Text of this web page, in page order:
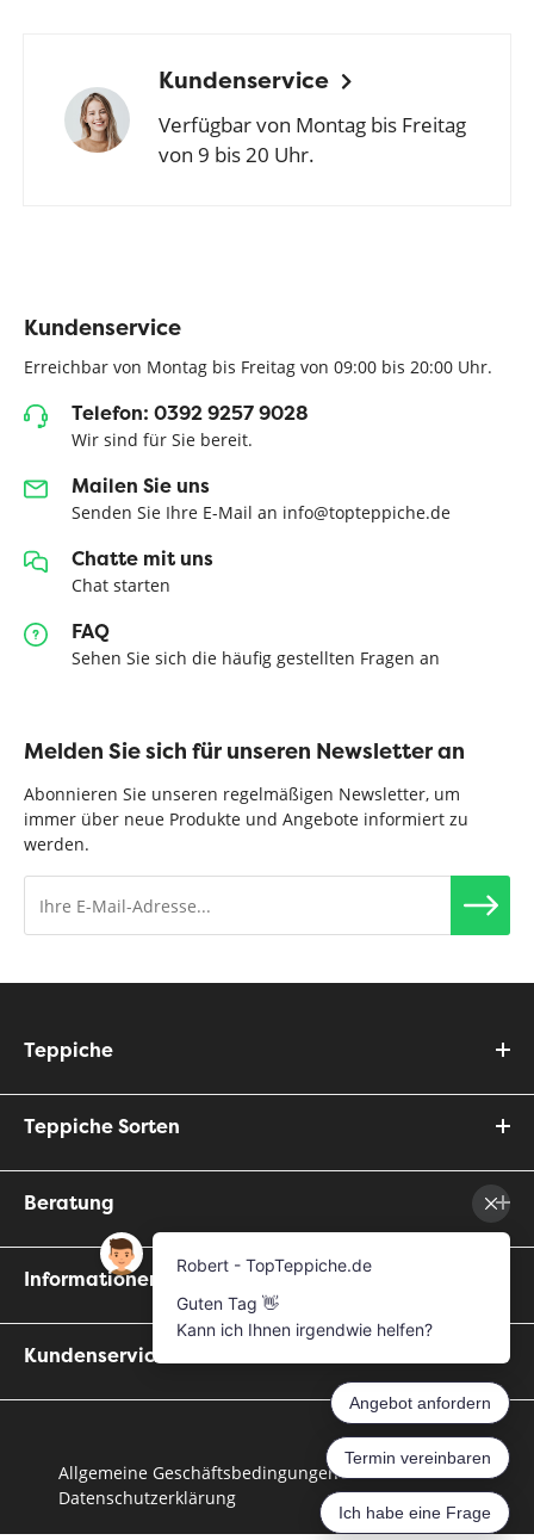
Kundenservice
Verfügbar von Montag bis Freitag
von 9 bis 20 Uhr.
Kundenservice
Erreichbar von Montag bis Freitag von 09:00 bis 20:00 Uhr.
Telefon: 0392 9257 9028
Wir sind für Sie bereit.
Mailen Sie uns
Senden Sie Ihre E-Mail an info@topteppiche.de
Chatte mit uns
Chat starten
FAQ
Sehen Sie sich die häufig gestellten Fragen an
Melden Sie sich für unseren Newsletter an
Abonnieren Sie unseren regelmäßigen Newsletter, um
immer über neue Produkte und Angebote informiert zu
werden.
Teppiche
Teppiche Sorten
Beratung
Informationen
Kundenservice
Allgemeine Geschäftsbedingungen
Datenschutzerklärung